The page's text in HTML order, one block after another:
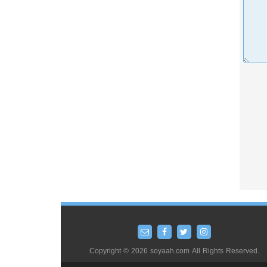
Copyright © 2026 soyaah.com All Rights Reserved.